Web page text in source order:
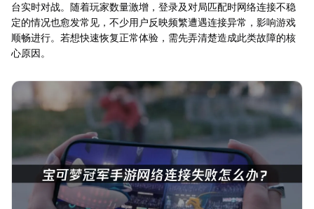
台实时对战。随着玩家数量激增，登录及对局匹配时网络连接不稳
定的情况也愈发常见，不少用户反映频繁遭遇连接异常，影响游戏
顺畅进行。若想快速恢复正常体验，需先弄清楚造成此类故障的核
心原因。